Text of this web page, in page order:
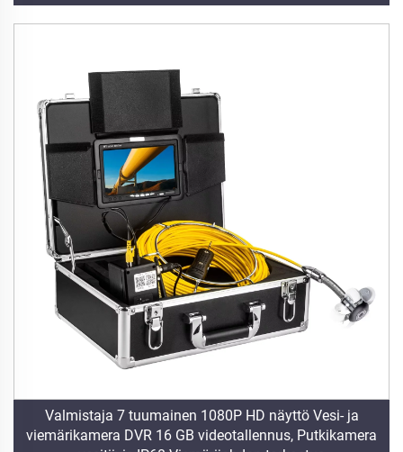
Valmistaja 7 tuumainen 1080P HD näyttö Vesi- ja
viemärikamera DVR 16 GB videotallennus, Putkikamera